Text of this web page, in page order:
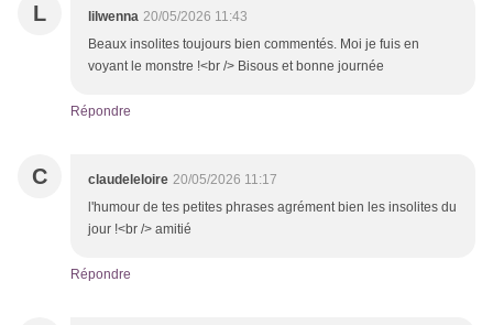
L lilwenna 20/05/2026 11:43
Beaux insolites toujours bien commentés. Moi je fuis en
voyant le monstre !<br /> Bisous et bonne journée
Répondre
C claudeleloire 20/05/2026 11:17
l'humour de tes petites phrases agrément bien les insolites du
jour !<br /> amitié
Répondre